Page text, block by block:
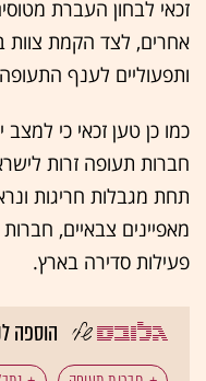
זכאי לבחון העברת
אחרים, לצד הקמת צוות
ותפעוליים לענף
כמו כן טען זכאי כי
חברות תעופה זרות
תחת מגבלות חריגות
מאפיינים צבאיים,
פעילות סדירה בארץ.
הוספה